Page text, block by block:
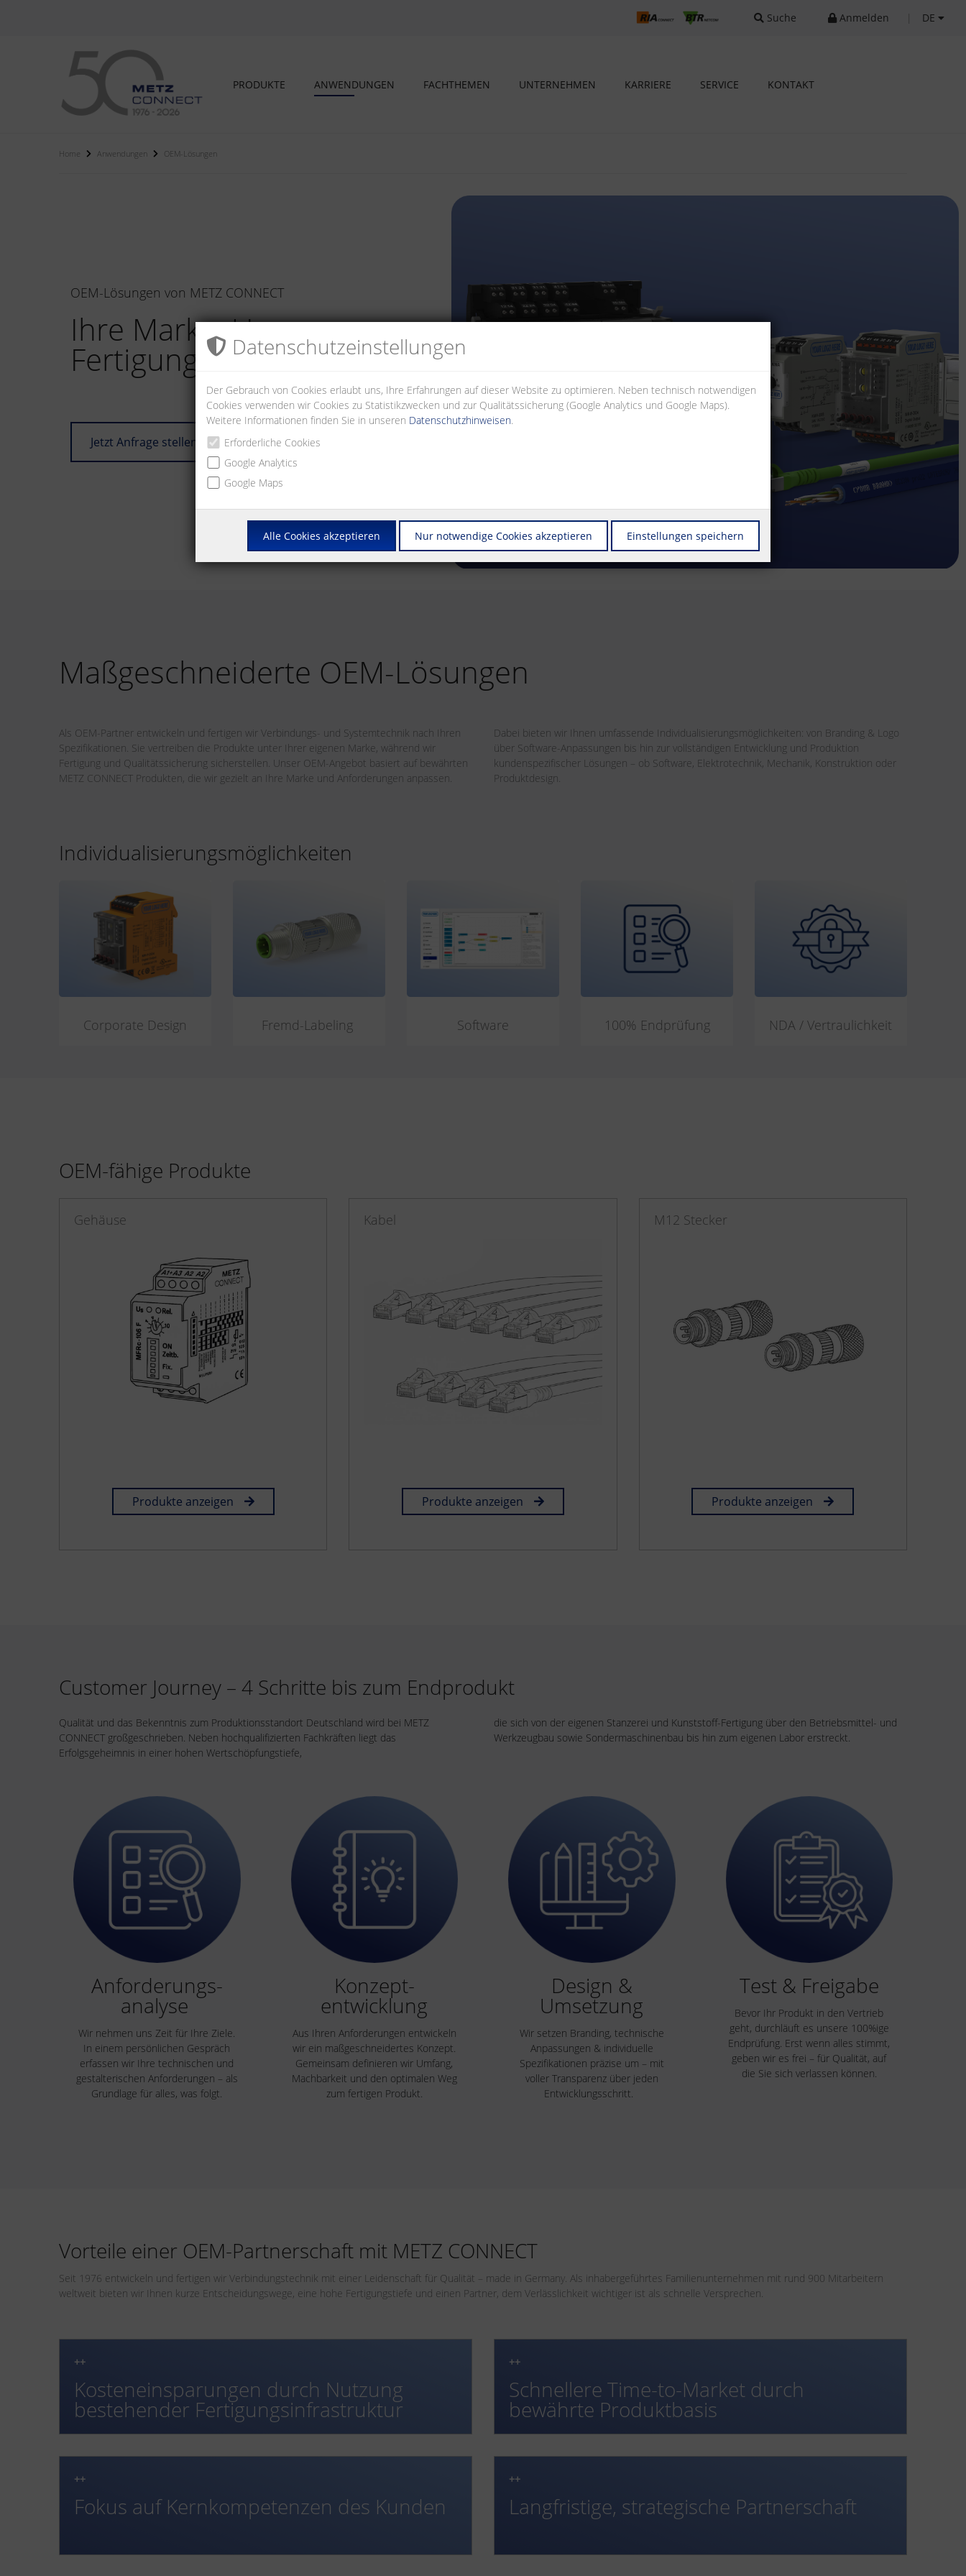
Suche Anmelden DE
PRODUKTE ANWENDUNGEN FACHTHEMEN UNTERNEHMEN KARRIERE SERVICE KONTAKT
Home Anwendungen OEM-Lösungen
OEM-Lösungen von METZ CONNECT
Ihre Marke. Unsere
Fertigungskompetenz
Jetzt Anfrage stellen
Maßgeschneiderte OEM-Lösungen
Als OEM-Partner entwickeln und fertigen wir Verbindungs- und Systemtechnik nach Ihren
Spezifikationen. Sie vertreiben die Produkte unter Ihrer eigenen Marke, während wir
Fertigung und Qualitätssicherung sicherstellen. Unser OEM-Angebot basiert auf bewährten
METZ CONNECT Produkten, die wir gezielt an Ihre Marke und Anforderungen anpassen.
Dabei bieten wir Ihnen umfassende Individualisierungsmöglichkeiten: von Branding & Logo
über Software-Anpassungen bis hin zur vollständigen Entwicklung und Produktion
kundenspezifischer Lösungen – ob Software, Elektrotechnik, Mechanik, Konstruktion oder
Produktdesign.
Individualisierungsmöglichkeiten
Corporate Design Fremd-Labeling Software 100% Endprüfung NDA / Vertraulichkeit
OEM-fähige Produkte
Gehäuse
Produkte anzeigen
Kabel
Produkte anzeigen
M12 Stecker
Produkte anzeigen
Customer Journey – 4 Schritte bis zum Endprodukt
Qualität und das Bekenntnis zum Produktionsstandort Deutschland wird bei METZ
CONNECT großgeschrieben. Neben hochqualifizierten Fachkräften liegt das
Erfolgsgeheimnis in einer hohen Wertschöpfungstiefe,
die sich von der eigenen Stanzerei und Kunststoff-Fertigung über den Betriebsmittel- und
Werkzeugbau sowie Sondermaschinenbau bis hin zum eigenen Labor erstreckt.
Anforderungs-
analyse
Wir nehmen uns Zeit für Ihre Ziele.
In einem persönlichen Gespräch
erfassen wir Ihre technischen und
gestalterischen Anforderungen – als
Grundlage für alles, was folgt.
Konzept-
entwicklung
Aus Ihren Anforderungen entwickeln
wir ein maßgeschneidertes Konzept.
Gemeinsam definieren wir Umfang,
Machbarkeit und den optimalen Weg
zum fertigen Produkt.
Design &
Umsetzung
Wir setzen Branding, technische
Anpassungen & individuelle
Spezifikationen präzise um – mit
voller Transparenz über jeden
Entwicklungsschritt.
Test & Freigabe
Bevor Ihr Produkt in den Vertrieb
geht, durchläuft es unsere 100%ige
Endprüfung. Erst wenn alles stimmt,
geben wir es frei – für Qualität, auf
die Sie sich verlassen können.
Vorteile einer OEM-Partnerschaft mit METZ CONNECT
Seit 1976 entwickeln und fertigen wir Verbindungstechnik mit einer Leidenschaft für Qualität – made in Germany. Als inhabergeführtes Familienunternehmen mit rund 900 Mitarbeitern
weltweit bieten wir Ihnen kurze Entscheidungswege, eine hohe Fertigungstiefe und einen Partner, dem Verlässlichkeit wichtiger ist als schnelle Versprechen.
++
Kosteneinsparungen durch Nutzung
bestehender Fertigungsinfrastruktur
++
Schnellere Time-to-Market durch
bewährte Produktbasis
++
Fokus auf Kernkompetenzen des Kunden
++
Langfristige, strategische Partnerschaft
Datenschutz­einstellungen
Der Gebrauch von Cookies erlaubt uns, Ihre Erfahrungen auf dieser Website zu optimieren. Neben technisch notwendigen
Cookies verwenden wir Cookies zu Statistikzwecken und zur Qualitätssicherung (Google Analytics und Google Maps).
Weitere Informationen finden Sie in unseren Datenschutzhinweisen.
Erforderliche Cookies
Google Analytics
Google Maps
Alle Cookies akzeptieren Nur notwendige Cookies akzeptieren Einstellungen speichern